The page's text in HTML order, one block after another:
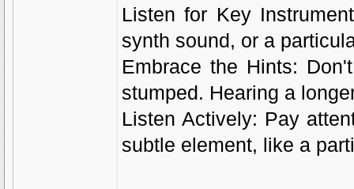
Listen for Key
synth sound, or a
Embrace the Hints:
stumped. Hearing a
Listen Actively: Pay
subtle element, like a